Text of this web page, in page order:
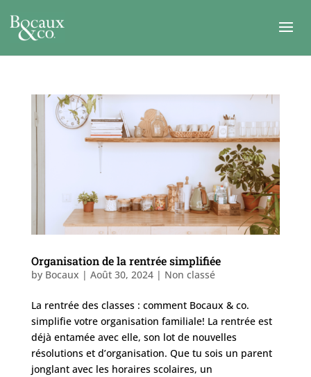
Organisation de la rentrée simplifiée
by Bocaux | Août 30, 2024| Non classé
La rentrée des classes : comment Bocaux & co.
simplifie votre organisation familiale! La rentrée est
déjà entamée avec elle, son lot de nouvelles
résolutions et d’organisation. Que tu sois un parent
jonglant avec les horaires scolaires, un